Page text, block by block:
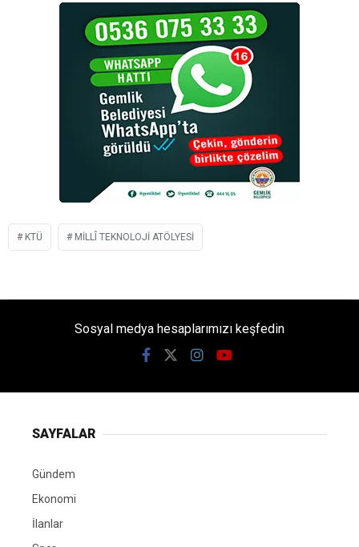
KTÜ MILLÎ TEKNOLOJI ATÖLYESI
Sosyal medya hesaplarımızı keşfedin
SAYFALAR
Gündem
Ekonomi
İlanlar